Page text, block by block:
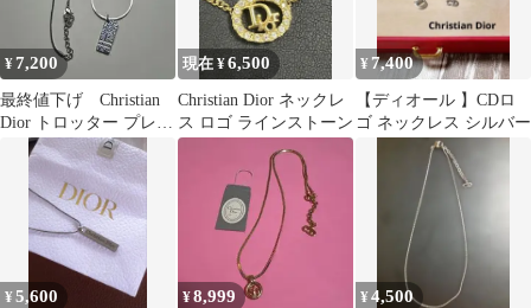
¥7,200
最終値下げ Christian
Dior トロッター プレー
ト ネックレス
現在 ¥6,500
Christian Dior ネックレ
ス ロゴ ラインストーン
¥ 7,400
【ディオール 】CDロ
ゴ ネックレス シルバー
¥5,600 ¥8,999 ¥4,500